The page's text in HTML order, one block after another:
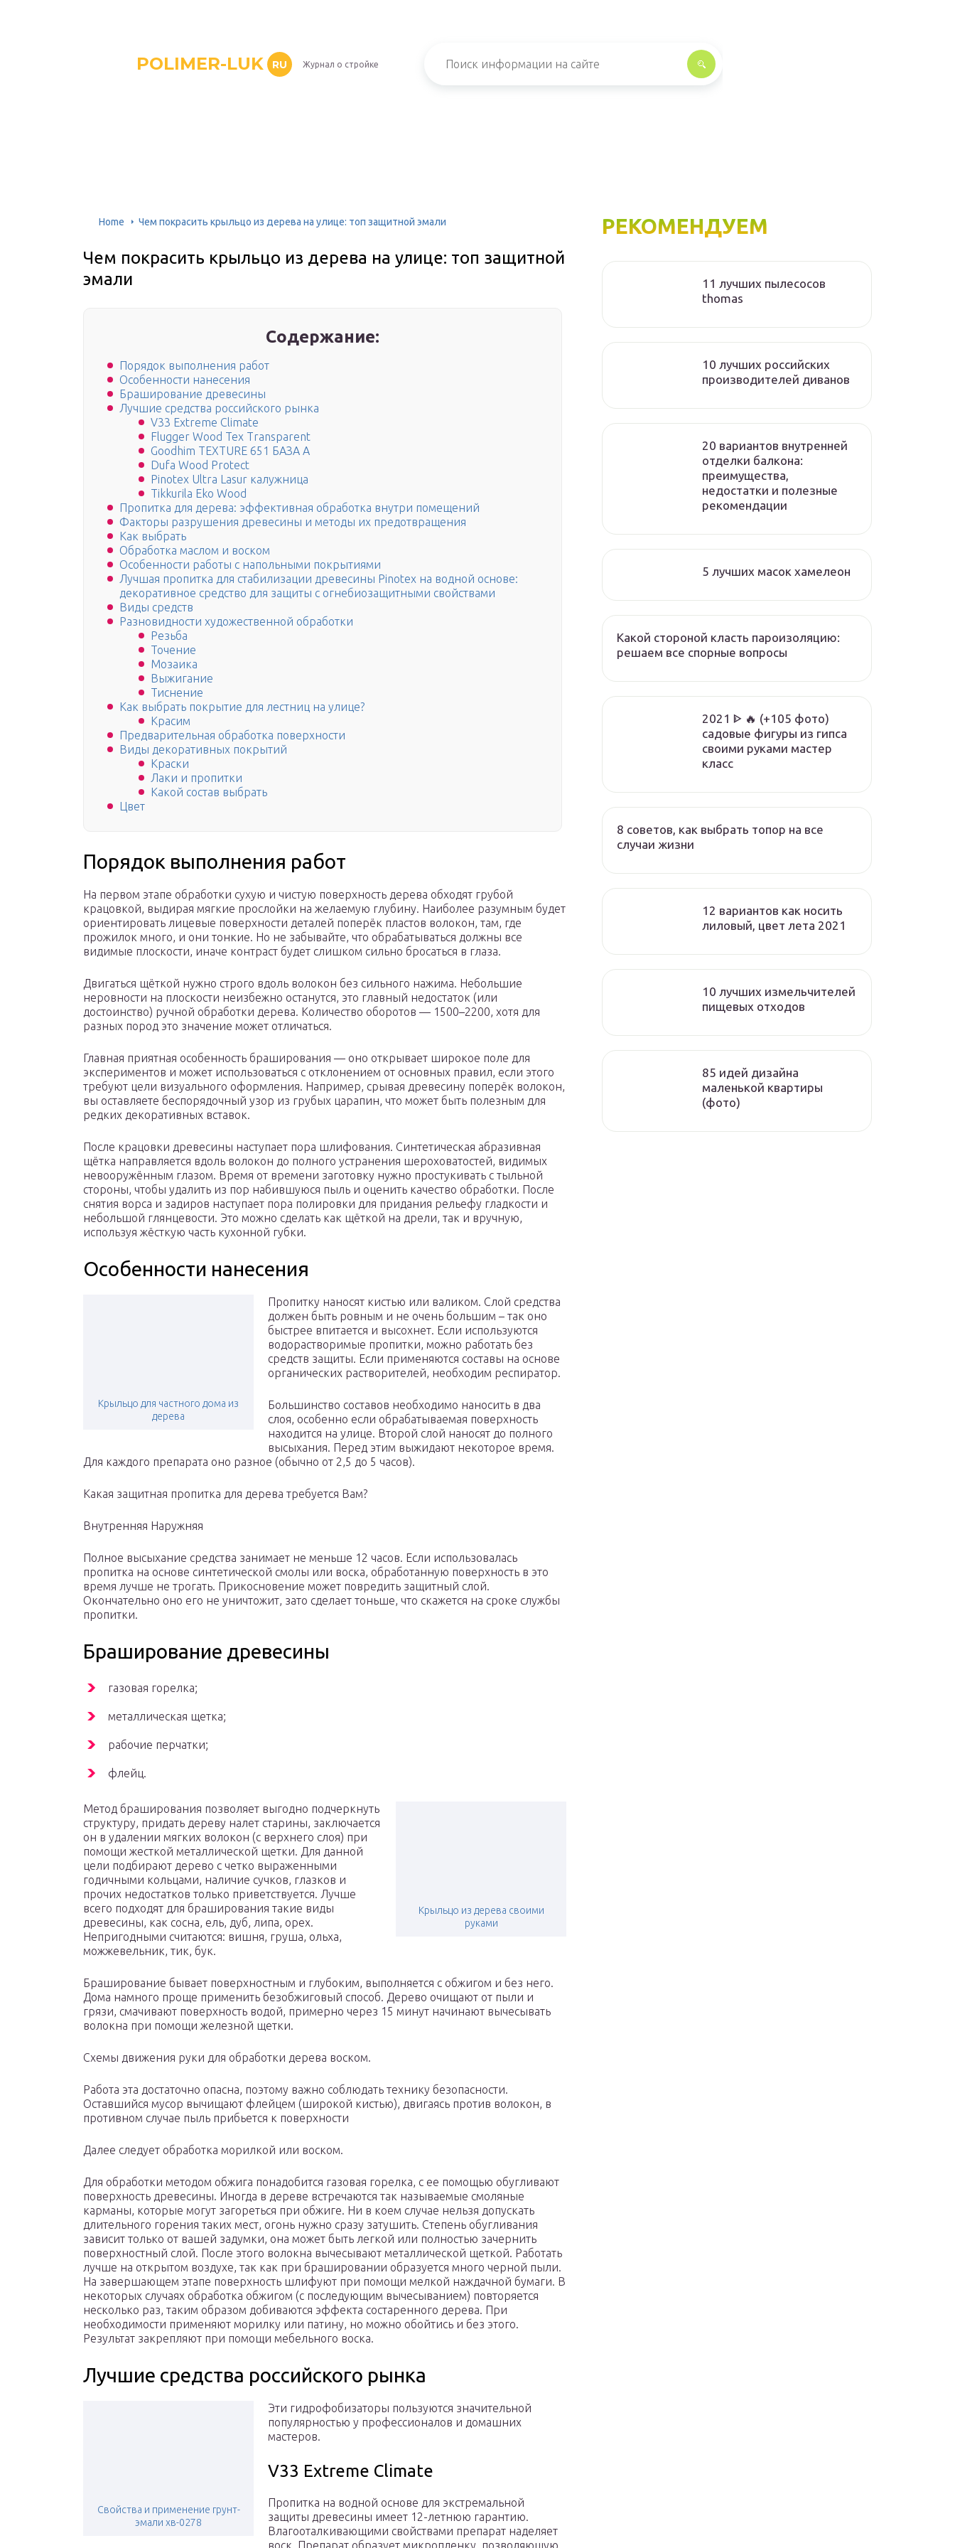
POLIMER-LUK RU Журнал о стройке
Home Чем покрасить крыльцо из дерева на улице: топ защитной эмали
Чем покрасить крыльцо из дерева на улице: топ защитной
эмали
Содержание:
Порядок выполнения работ
Особенности нанесения
Браширование древесины
Лучшие средства российского рынка
V33 Extreme Climate
Flugger Wood Tex Transparent
Goodhim TEXTURE 651 БАЗА А
Dufa Wood Protect
Pinotex Ultra Lasur калужница
Tikkurila Eko Wood
Пропитка для дерева: эффективная обработка внутри помещений
Факторы разрушения древесины и методы их предотвращения
Как выбрать
Обработка маслом и воском
Особенности работы с напольными покрытиями
Лучшая пропитка для стабилизации древесины Pinotex на водной основе:
декоративное средство для защиты с огнебиозащитными свойствами
Виды средств
Разновидности художественной обработки
Резьба
Точение
Мозаика
Выжигание
Тиснение
Как выбрать покрытие для лестниц на улице?
Красим
Предварительная обработка поверхности
Виды декоративных покрытий
Краски
Лаки и пропитки
Какой состав выбрать
Цвет
Порядок выполнения работ
На первом этапе обработки сухую и чистую поверхность дерева обходят грубой
крацовкой, выдирая мягкие прослойки на желаемую глубину. Наиболее разумным будет
ориентировать лицевые поверхности деталей поперёк пластов волокон, там, где
прожилок много, и они тонкие. Но не забывайте, что обрабатываться должны все
видимые плоскости, иначе контраст будет слишком сильно бросаться в глаза.
Двигаться щёткой нужно строго вдоль волокон без сильного нажима. Небольшие
неровности на плоскости неизбежно останутся, это главный недостаток (или
достоинство) ручной обработки дерева. Количество оборотов — 1500–2200, хотя для
разных пород это значение может отличаться.
Главная приятная особенность браширования — оно открывает широкое поле для
экспериментов и может использоваться с отклонением от основных правил, если этого
требуют цели визуального оформления. Например, срывая древесину поперёк волокон,
вы оставляете беспорядочный узор из грубых царапин, что может быть полезным для
редких декоративных вставок.
После крацовки древесины наступает пора шлифования. Синтетическая абразивная
щётка направляется вдоль волокон до полного устранения шероховатостей, видимых
невооружённым глазом. Время от времени заготовку нужно простукивать с тыльной
стороны, чтобы удалить из пор набившуюся пыль и оценить качество обработки. После
снятия ворса и задиров наступает пора полировки для придания рельефу гладкости и
небольшой глянцевости. Это можно сделать как щёткой на дрели, так и вручную,
используя жёсткую часть кухонной губки.
Особенности нанесения
Крыльцо для частного дома из
дерева
Пропитку наносят кистью или валиком. Слой средства
должен быть ровным и не очень большим – так оно
быстрее впитается и высохнет. Если используются
водорастворимые пропитки, можно работать без
средств защиты. Если применяются составы на основе
органических растворителей, необходим респиратор.
Большинство составов необходимо наносить в два
слоя, особенно если обрабатываемая поверхность
находится на улице. Второй слой наносят до полного
высыхания. Перед этим выжидают некоторое время.
Для каждого препарата оно разное (обычно от 2,5 до 5 часов).
Какая защитная пропитка для дерева требуется Вам?
Внутренняя Наружняя
Полное высыхание средства занимает не меньше 12 часов. Если использовалась
пропитка на основе синтетической смолы или воска, обработанную поверхность в это
время лучше не трогать. Прикосновение может повредить защитный слой.
Окончательно оно его не уничтожит, зато сделает тоньше, что скажется на сроке службы
пропитки.
Браширование древесины
газовая горелка;
металлическая щетка;
рабочие перчатки;
флейц.
Крыльцо из дерева своими
руками
Метод браширования позволяет выгодно подчеркнуть
структуру, придать дереву налет старины, заключается
он в удалении мягких волокон (с верхнего слоя) при
помощи жесткой металлической щетки. Для данной
цели подбирают дерево с четко выраженными
годичными кольцами, наличие сучков, глазков и
прочих недостатков только приветствуется. Лучше
всего подходят для браширования такие виды
древесины, как сосна, ель, дуб, липа, орех.
Непригодными считаются: вишня, груша, ольха,
можжевельник, тик, бук.
Браширование бывает поверхностным и глубоким, выполняется с обжигом и без него.
Дома намного проще применить безобжиговый способ. Дерево очищают от пыли и
грязи, смачивают поверхность водой, примерно через 15 минут начинают вычесывать
волокна при помощи железной щетки.
Схемы движения руки для обработки дерева воском.
Работа эта достаточно опасна, поэтому важно соблюдать технику безопасности.
Оставшийся мусор вычищают флейцем (широкой кистью), двигаясь против волокон, в
противном случае пыль прибьется к поверхности
Далее следует обработка морилкой или воском.
Для обработки методом обжига понадобится газовая горелка, с ее помощью обугливают
поверхность древесины. Иногда в дереве встречаются так называемые смоляные
карманы, которые могут загореться при обжиге. Ни в коем случае нельзя допускать
длительного горения таких мест, огонь нужно сразу затушить. Степень обугливания
зависит только от вашей задумки, она может быть легкой или полностью зачернить
поверхностный слой. После этого волокна вычесывают металлической щеткой. Работать
лучше на открытом воздухе, так как при брашировании образуется много черной пыли.
На завершающем этапе поверхность шлифуют при помощи мелкой наждачной бумаги. В
некоторых случаях обработка обжигом (с последующим вычесыванием) повторяется
несколько раз, таким образом добиваются эффекта состаренного дерева. При
необходимости применяют морилку или патину, но можно обойтись и без этого.
Результат закрепляют при помощи мебельного воска.
Лучшие средства российского рынка
Свойства и применение грунт-
эмали хв-0278
Эти гидрофобизаторы пользуются значительной
популярностью у профессионалов и домашних
мастеров.
V33 Extreme Climate
Пропитка на водной основе для экстремальной
защиты древесины имеет 12-летнюю гарантию.
Влагооталкивающими свойствами препарат наделяет
воск. Препарат образует микропленку, позволяющую
РЕКОМЕНДУЕМ
11 лучших пылесосов
thomas
10 лучших российских
производителей диванов
20 вариантов внутренней
отделки балкона:
преимущества,
недостатки и полезные
рекомендации
5 лучших масок хамелеон
Какой стороной класть пароизоляцию:
решаем все спорные вопросы
2021 ᐈ 🔥 (+105 фото)
садовые фигуры из гипса
своими руками мастер
класс
8 советов, как выбрать топор на все
случаи жизни
12 вариантов как носить
лиловый, цвет лета 2021
10 лучших измельчителей
пищевых отходов
85 идей дизайна
маленькой квартиры
(фото)